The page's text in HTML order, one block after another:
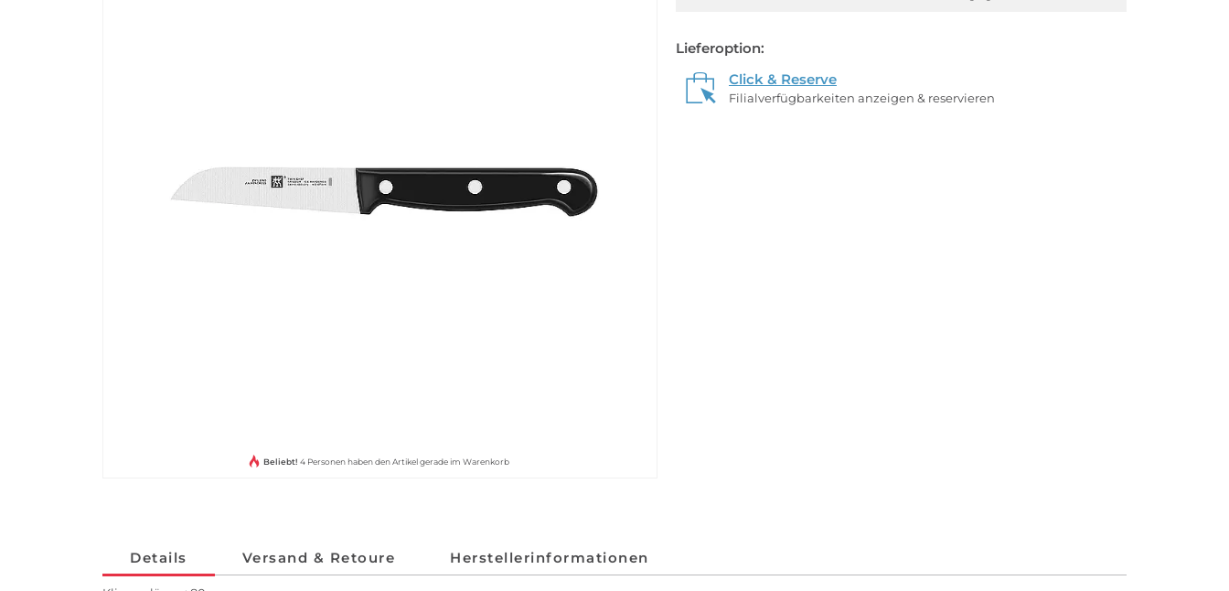
Beliebt! 4 Personen haben den Artikel gerade im Warenkorb
Lieferoption:
Click & Reserve
Filialverfügbarkeiten anzeigen & reservieren
Details Versand & Retoure Herstellerinformationen